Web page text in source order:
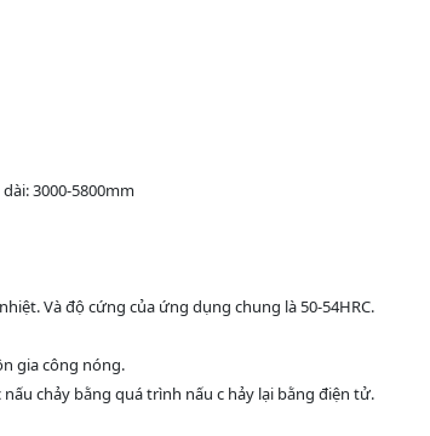
3000-5800mm
Và độ cứng của ứng dụng chung là 50-54HRC.
gia công nóng.
chảy bằng quá trình nấu c hảy lại bằng điện tử.